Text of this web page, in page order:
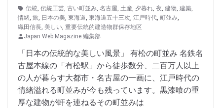
伝統 伝統工芸 古い町並み 名古屋 土産 夕暮れ 夜 建物 建築
情緒 旅 日本の美 東海道 東海道五十三次 江戸時代 町並み
織田信長 美しい 重要伝統的建造物群保存地区
Japan Web Magazine 編集部
「日本の伝統的な美しい風景」 有松の町並み 名鉄名
古屋本線の「有松駅」から徒歩数分、二百万人以上
の人が暮らす大都市・名古屋の一画に、江戸時代の
情緒溢れる町並みが今も残っています。黒漆喰の重
厚な建物が軒を連ねるその町並みは